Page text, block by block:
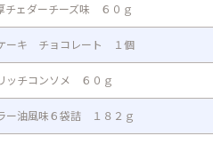
ェダーチーズ味 ６０ｇ
ーキ チョコレート １個
チコンソメ ６０ｇ
ー油風味６袋詰 １８２ｇ